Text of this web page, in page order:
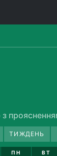
ТИЖДЕНЬ
ПН
ВТ